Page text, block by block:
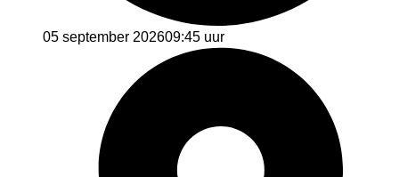
05 september 202609:45 uur